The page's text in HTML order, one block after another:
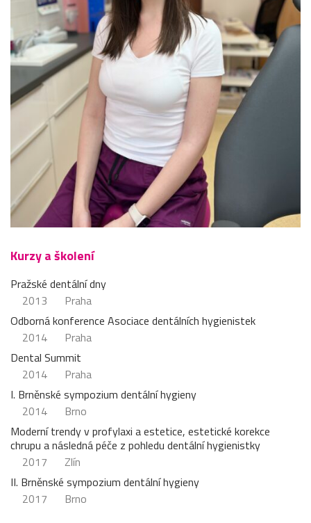
Kurzy a školení
Pražské dentální dny
2013
Praha
Odborná konference Asociace dentálních hygienistek
2014
Praha
Dental Summit
2014
Praha
I. Brněnské sympozium dentální hygieny
2014
Brno
Moderní trendy v profylaxi a estetice, estetické korekce
chrupu a následná péče z pohledu dentální hygienistky
2017
Zlín
II. Brněnské sympozium dentální hygieny
2017
Brno